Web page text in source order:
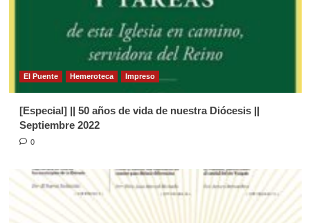
1
Página Diocesana
Semilla de la Palabra 1281. Domingo
19 de Julio de 2026.
Página Diocesana
Semilla de la Palabra, Domingo 31
El Puente Hemeroteca Impreso
[Especial] || 50 años de vida de nuestra Diócesis ||
Septiembre 2022
0